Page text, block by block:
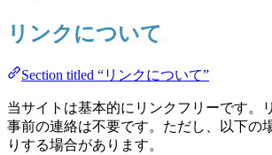
リンクについて
Section titled “リンクについて”
当サイトは基本的にリンクフリーです。
事前の連絡は不要です。ただし、以下の
りする場合があります。